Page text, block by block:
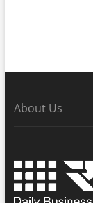
About Us